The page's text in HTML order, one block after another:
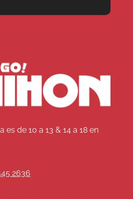
es de 10 a 13 & 14 a 18 en
2636